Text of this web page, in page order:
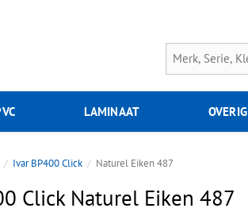
LAMINAAT OVERIG
Ivar BP400 Click Naturel Eiken 487
Click Naturel Eiken 487